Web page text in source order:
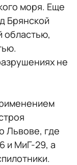
моря. Еще
Брянской
областью,
не
Львове, где
и МиГ-29, а